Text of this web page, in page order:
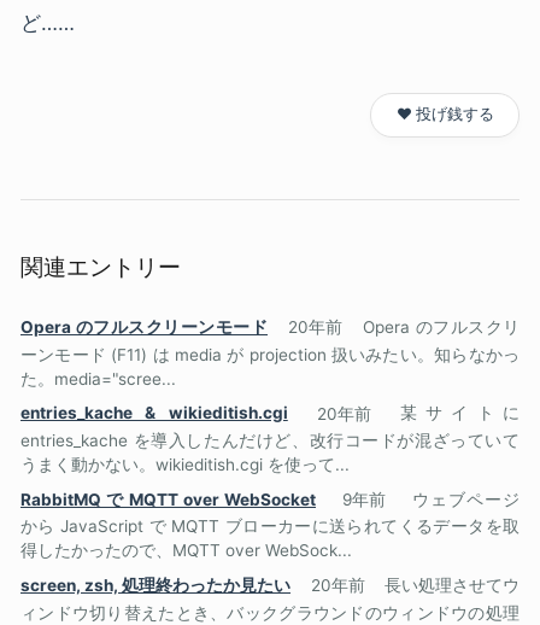
ど……
❤️ 投げ銭する
関連エントリー
Opera のフルスクリーンモード 20年前
Opera のフルスクリ
ーンモード (F11) は media が projection 扱いみたい。知らなかっ
た。media="scree...
entries_kache & wikieditish.cgi
20年前
某サイトに
entries_kache を導入したんだけど、改行コードが混ざっていて
うまく動かない。wikieditish.cgi を使って...
RabbitMQ で MQTT over WebSocket
9年前
ウェブページ
から JavaScript で MQTT ブローカーに送られてくるデータを取
得したかったので、MQTT over WebSock...
screen, zsh, 処理終わったか見たい
20年前
長い処理させてウ
ィンドウ切り替えたとき、バックグラウンドのウィンドウの処理